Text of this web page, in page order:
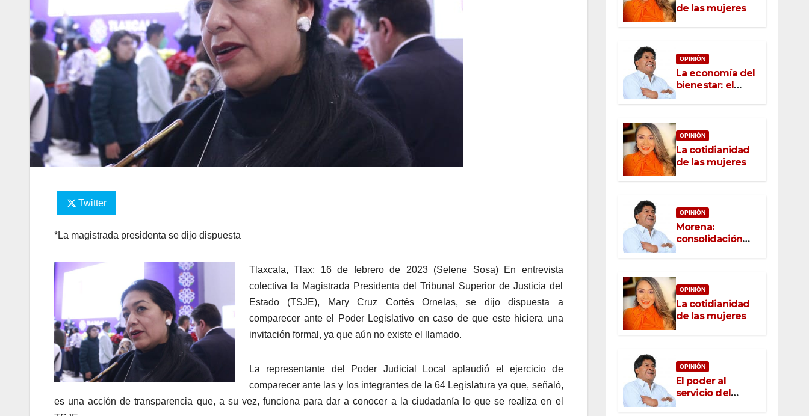
Twitter
*La magistrada presidenta se dijo dispuesta
Tlaxcala, Tlax; 16 de febrero de 2023 (Selene Sosa) En entrevista
colectiva la Magistrada Presidenta del Tribunal Superior de Justicia del
Estado (TSJE), Mary Cruz Cortés Ornelas, se dijo dispuesta a
comparecer ante el Poder Legislativo en caso de que este hiciera una
invitación formal, ya que aún no existe el llamado.
La representante del Poder Judicial Local aplaudió el ejercicio de
comparecer ante las y los integrantes de la 64 Legislatura ya que, señaló,
es una acción de transparencia que, a su vez, funciona para dar a conocer a la ciudadanía lo que se realiza en el
de las mujeres
OPINIÓN
La economía del
bienestar: el
nuevo rostro del
OPINIÓN
La cotidianidad
de las mujeres
OPINIÓN
Morena:
consolidación
con raíz, rumbo
OPINIÓN
La cotidianidad
de las mujeres
OPINIÓN
El poder al
servicio del
pueblo: la nueva